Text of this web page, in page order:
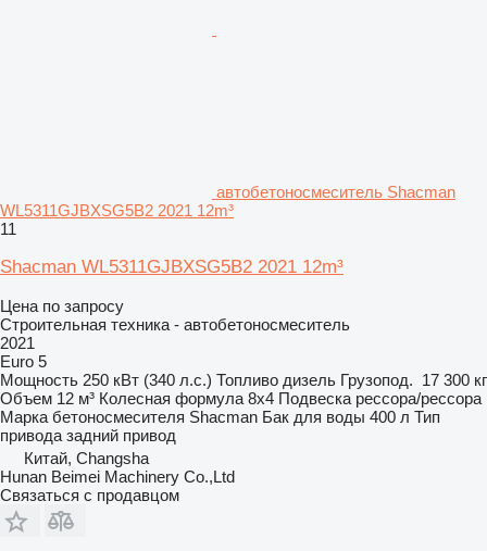
автобетоносмеситель Shacman
WL5311GJBXSG5B2 2021 12m³
11
Shacman WL5311GJBXSG5B2 2021 12m³
Цена по запросу
Строительная техника - автобетоносмеситель
2021
Euro 5
Мощность 250 кВт (340 л.с.) Топливо дизель Грузопод. 17 300 кг
Объем 12 м³ Колесная формула 8x4 Подвеска рессора/рессора
Марка бетоносмесителя Shacman Бак для воды 400 л Тип
привода задний привод
Китай, Changsha
Hunan Beimei Machinery Co.,Ltd
Связаться с продавцом